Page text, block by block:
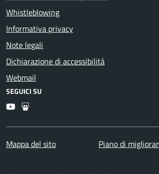
Whistleblowing
Informativa privacy
Note legali
Dichiarazione di accessibilità
Webmail
SEGUICI SU
YoutubeSlideshare
Mappa del sito Piano di